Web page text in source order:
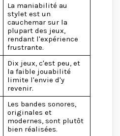
La maniabilité au
stylet est un
cauchemar sur la
plupart des jeux,
rendant l'expérience
frustrante.
Dix jeux, c'est peu, et
la faible jouabilité
limite l'envie d'y
revenir.
Les bandes sonores,
originales et
modernes, sont plutôt
bien réalisées.